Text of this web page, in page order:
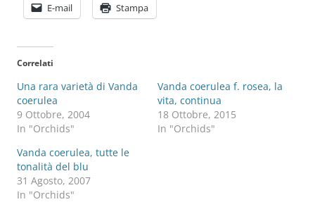
E-mail Stampa
Correlati
Una rara varietà di Vanda
coerulea
9 Ottobre, 2004
In "Orchids"
Vanda coerulea f. rosea, la
vita, continua
18 Ottobre, 2015
In "Orchids"
Vanda coerulea, tutte le
tonalità del blu
31 Agosto, 2007
In "Orchids"